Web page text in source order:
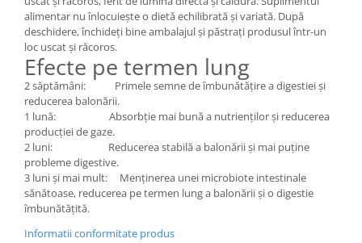
alimentar nu înlocuiește o dietă echilibrată și variată. După
deschidere, închideți bine ambalajul și păstrați produsul într-un
loc uscat și răcoros.
Efecte pe termen lung
2 săptămâni: Primele semne de îmbunătățire a digestiei și
reducerea balonării.
1 lună: Absorbție mai bună a nutrienților și reducerea
producției de gaze.
2 luni: Reducerea stabilă a balonării și mai puține
probleme digestive.
3 luni și mai mult: Menținerea unei microbiote intestinale
sănătoase, reducerea pe termen lung a balonării și o digestie
îmbunătățită.
Informatii conformitate produs